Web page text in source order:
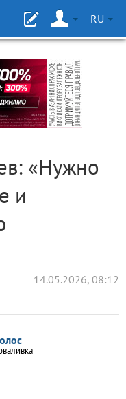
RU
«Нужно
и
14.05.2026, 08:12